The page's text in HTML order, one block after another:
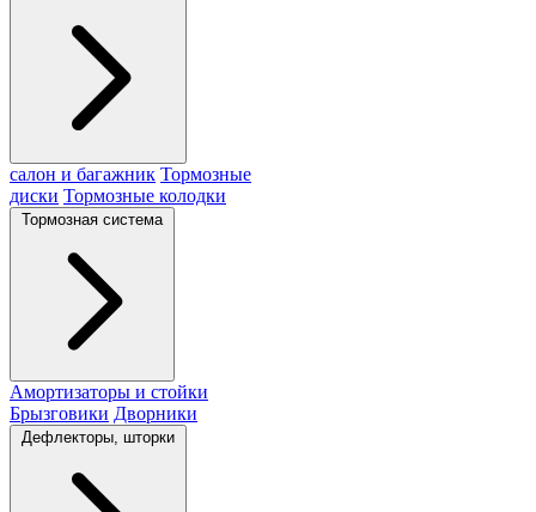
салон и багажник Тормозные
диски Тормозные колодки
Тормозная система
Амортизаторы и стойки
Брызговики Дворники
Дефлекторы, шторки